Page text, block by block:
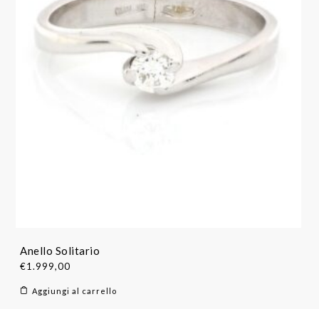
Anello Solitario
€1.999,00
Aggiungi al carrello